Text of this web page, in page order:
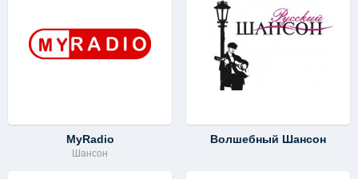
MyRadio
Шансон
Волшебный Шансон